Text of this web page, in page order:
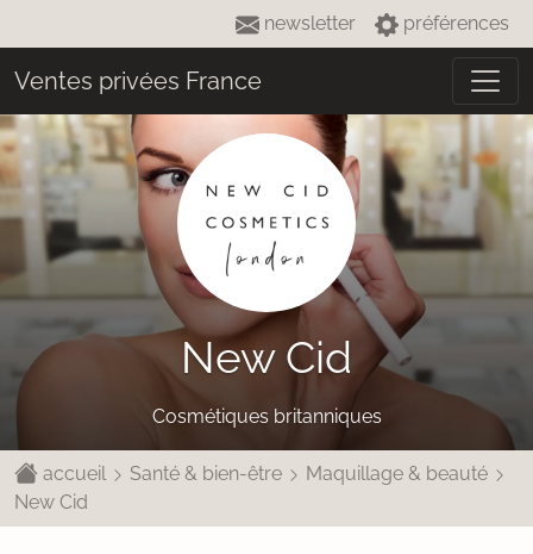
newsletter préférences
Ventes privées France
New Cid
Cosmétiques britanniques
accueil Santé & bien-être
Maquillage & beauté
New Cid